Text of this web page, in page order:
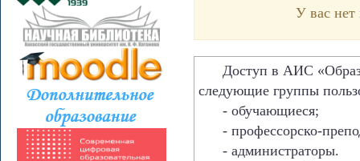
У вас нет
Доступ в АИС
следующие группы
- обучающиеся;
- профессорско-
- администраторы.